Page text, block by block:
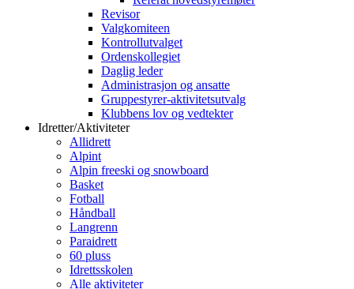
Revisor
Valgkomiteen
Kontrollutvalget
Ordenskollegiet
Daglig leder
Administrasjon og ansatte
Gruppestyrer-aktivitetsutvalg
Klubbens lov og vedtekter
Idretter/Aktiviteter
Allidrett
Alpint
Alpin freeski og snowboard
Basket
Fotball
Håndball
Langrenn
Paraidrett
60 pluss
Idrettsskolen
Alle aktiviteter